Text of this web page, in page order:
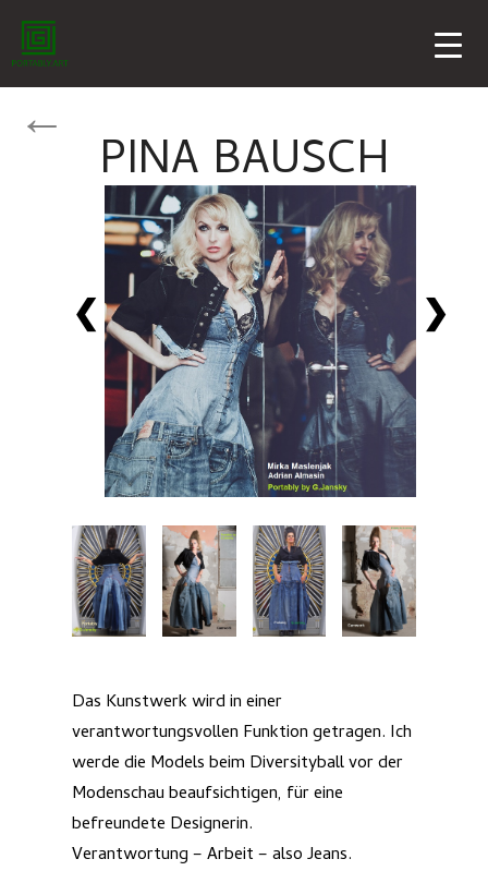
PINA BAUSCH
❮ ❯
Das Kunstwerk wird in einer
verantwortungsvollen Funktion getragen. Ich
werde die Models beim Diversityball vor der
Modenschau beaufsichtigen, für eine
befreundete Designerin.
Verantwortung – Arbeit – also Jeans.